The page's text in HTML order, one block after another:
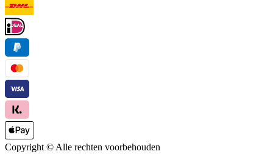
Copyright © Alle rechten voorbehouden